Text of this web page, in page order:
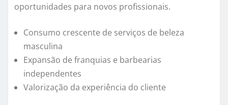
oportunidades para novos profissionais.
Consumo crescente de serviços de beleza
masculina
Expansão de franquias e barbearias
independentes
Valorização da experiência do cliente